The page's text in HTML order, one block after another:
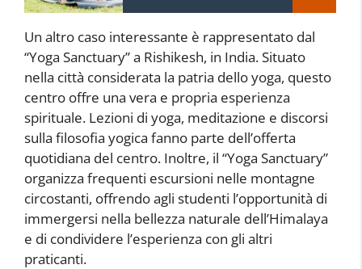
Un altro caso interessante è rappresentato dal
“Yoga Sanctuary” a Rishikesh, in India. Situato
nella città considerata la patria dello yoga, questo
centro offre una vera e propria esperienza
spirituale. Lezioni di yoga, meditazione e discorsi
sulla filosofia yogica fanno parte dell’offerta
quotidiana del centro. Inoltre, il “Yoga Sanctuary”
organizza frequenti escursioni nelle montagne
circostanti, offrendo agli studenti l’opportunità di
immergersi nella bellezza naturale dell’Himalaya
e di condividere l’esperienza con gli altri
praticanti.